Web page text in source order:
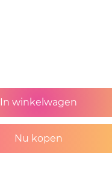
In winkelwagen
Nu kopen